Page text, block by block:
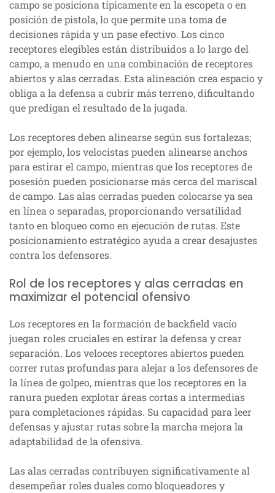
campo se posiciona típicamente en la escopeta o en
posición de pistola, lo que permite una toma de
decisiones rápida y un pase efectivo. Los cinco
receptores elegibles están distribuidos a lo largo del
campo, a menudo en una combinación de receptores
abiertos y alas cerradas. Esta alineación crea espacio y
obliga a la defensa a cubrir más terreno, dificultando
que predigan el resultado de la jugada.
Los receptores deben alinearse según sus fortalezas;
por ejemplo, los velocistas pueden alinearse anchos
para estirar el campo, mientras que los receptores de
posesión pueden posicionarse más cerca del mariscal
de campo. Las alas cerradas pueden colocarse ya sea
en línea o separadas, proporcionando versatilidad
tanto en bloqueo como en ejecución de rutas. Este
posicionamiento estratégico ayuda a crear desajustes
contra los defensores.
Rol de los receptores y alas cerradas en
maximizar el potencial ofensivo
Los receptores en la formación de backfield vacío
juegan roles cruciales en estirar la defensa y crear
separación. Los veloces receptores abiertos pueden
correr rutas profundas para alejar a los defensores de
la línea de golpeo, mientras que los receptores en la
ranura pueden explotar áreas cortas a intermedias
para completaciones rápidas. Su capacidad para leer
defensas y ajustar rutas sobre la marcha mejora la
adaptabilidad de la ofensiva.
Las alas cerradas contribuyen significativamente al
desempeñar roles duales como bloqueadores y